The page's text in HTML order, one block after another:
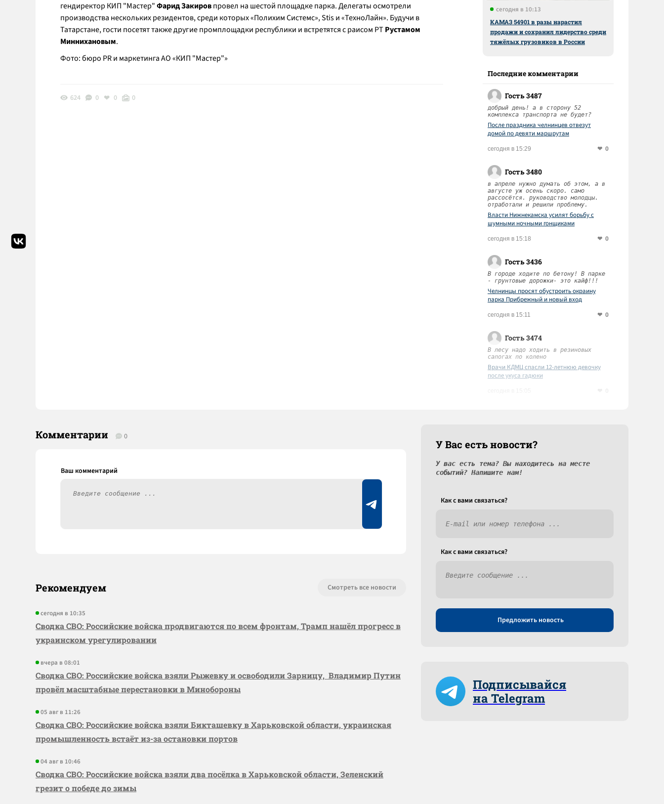
гендиректор КИП "Мастер"Фарид Закировпровел на шестой площадке парка. Делегаты осмотрели
производства нескольких резидентов, среди которых «Полихим Системс», Stis и «ТехноЛайн». Будучи в
Татарстане, гости посетят также другие промплощадки республики и встретятся с раисом РТ Рустамом
Миннихановым.
Фото: бюро PR и маркетинга АО «КИП "Мастер"»
624 0 0 0
сегодня в 10:13
КАМАЗ 54901 в разы нарастил
продажи и сохранил лидерство среди
тяжёлых грузовиков в России
Последние комментарии
Гость 3487
добрый день! а в сторону 52
комплекса транспорта не будет?
После праздника челнинцев отвезут
домой по девяти маршрутам
сегодня в 15:29 0
Гость 3480
в апреле нужно думать об этом, а в
августе уж осень скоро. само
рассосётся. руководство молодцы.
отработали и решили проблему.
Власти Нижнекамска усилят борьбу с
шумными ночными гонщиками
сегодня в 15:18 0
Гость 3436
В городе ходите по бетону! В парке
- грунтовые дорожки- это кайф!!!
Челнинцы просят обустроить окраину
парка Прибрежный и новый вход
сегодня в 15:11 0
Гость 3474
В лесу надо ходить в резиновых
сапогах по колено
Врачи КДМЦ спасли 12-летнюю девочку
после укуса гадюки
Комментарии 0
Рекомендуем Смотреть все новости
сегодня в 10:35
Сводка СВО: Российские войска продвигаются по всем фронтам, Трамп нашёл прогресс в
украинском урегулировании
вчера в 08:01
Сводка СВО: Российские войска взяли Рыжевку и освободили Зарницу, Владимир Путин
провёл масштабные перестановки в Минобороны
05 авг в 11:26
Сводка СВО: Российские войска взяли Бикташевку в Харьковской области, украинская
промышленность встаёт из-за остановки портов
04 авг в 10:46
Сводка СВО: Российские войска взяли два посёлка в Харьковской области, Зеленский
грезит о победе до зимы
У Вас есть новости?
У вас есть тема? Вы находитесь на месте
событий? Напишите нам!
Как c вами связаться?
Как c вами связаться?
Предложить новость
Подписывайся
на Telegram